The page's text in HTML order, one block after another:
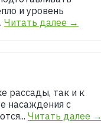
и уровень
Читать далее →
рассады, так и к
насаждения с
Читать далее →